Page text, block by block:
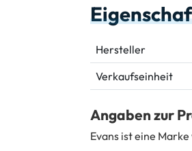
Hersteller
Verkaufseinheit
Angaben zur
Evans ist eine